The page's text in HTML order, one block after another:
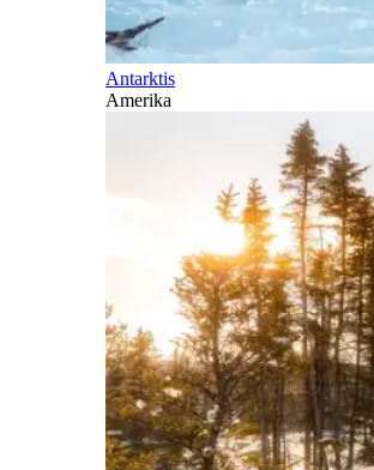
Antarktis
Amerika